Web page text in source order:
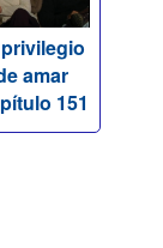
amar
151